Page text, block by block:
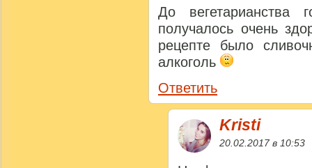
До вегетарианства
получалось очень
рецепте было
алкоголь
Ответить
Kristi
20.02.2017 в 10:53